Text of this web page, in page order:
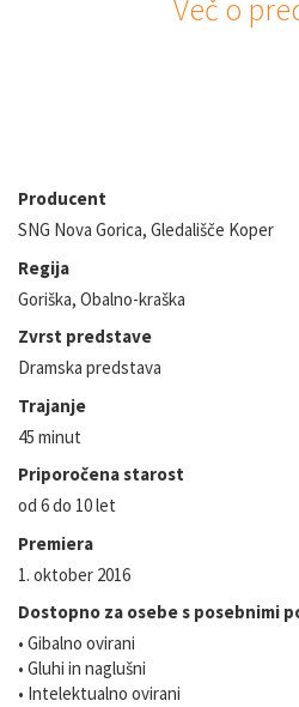
Več o
Producent
SNG Nova Gorica, Gledališče Koper
Regija
Goriška, Obalno-kraška
Zvrst predstave
Dramska predstava
Trajanje
45 minut
Priporočena starost
od 6 do 10 let
Premiera
1. oktober 2016
Dostopno za osebe s posebnimi
• Gibalno ovirani
• Gluhi in naglušni
• Intelektualno ovirani